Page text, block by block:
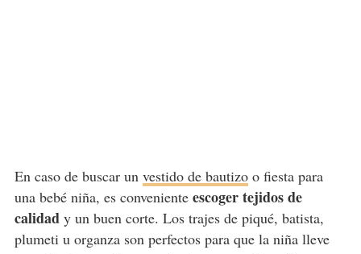
En caso de buscar un vestido de bautizoo fiesta para
una bebé niña, es conveniente escoger tejidos de
calidad y un buen corte. Los trajes de piqué, batista,
plumeti u organza son perfectos para que la niña lleve